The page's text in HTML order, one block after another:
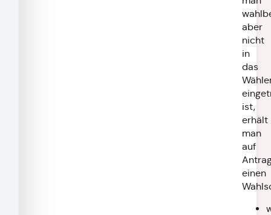
aber
nicht
in
das
ist,
erhält
man
auf
einen